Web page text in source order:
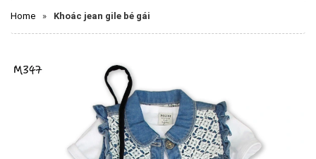
Home » Khoác jean gile bé gái